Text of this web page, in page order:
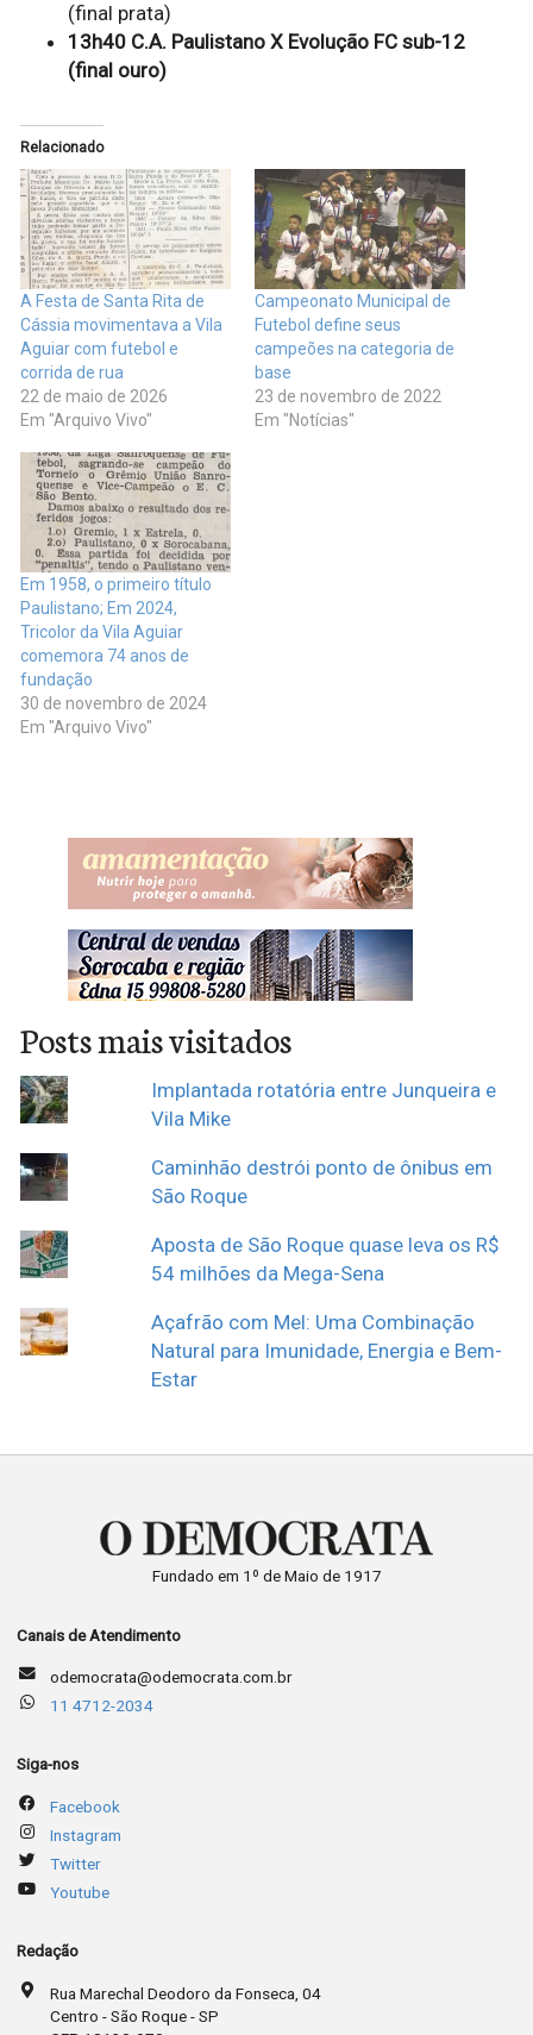
(final prata)
13h40 C.A. Paulistano X Evolução FC sub-12
(final ouro)
Relacionado
A Festa de Santa Rita de
Cássia movimentava a Vila
Aguiar com futebol e
corrida de rua
22 de maio de 2026
Em "Arquivo Vivo"
Campeonato Municipal de
Futebol define seus
campeões na categoria de
base
23 de novembro de 2022
Em "Notícias"
Em 1958, o primeiro título
Paulistano; Em 2024,
Tricolor da Vila Aguiar
comemora 74 anos de
fundação
30 de novembro de 2024
Em "Arquivo Vivo"
Posts mais visitados
Implantada rotatória entre Junqueira e
Vila Mike
Caminhão destrói ponto de ônibus em
São Roque
Aposta de São Roque quase leva os R$
54 milhões da Mega-Sena
Açafrão com Mel: Uma Combinação
Natural para Imunidade, Energia e Bem-
Estar
Fundado em 1º de Maio de 1917
Canais de Atendimento
odemocrata@odemocrata.com.br
11 4712-2034
Siga-nos
Facebook
Instagram
Twitter
Youtube
Redação
Rua Marechal Deodoro da Fonseca, 04
Centro - São Roque - SP